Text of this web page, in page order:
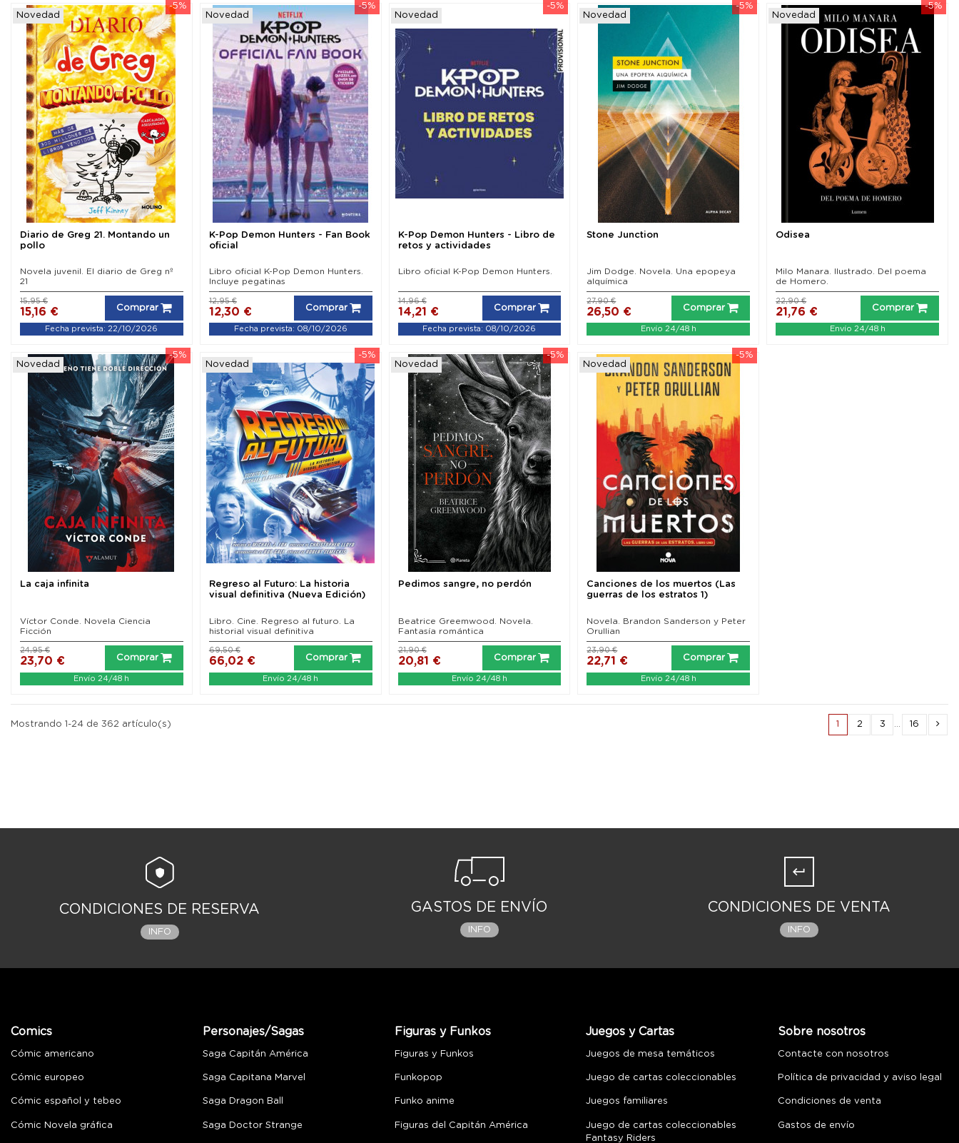
-5%
Novedad
Diario de Greg 21. Montando un
pollo
Novela juvenil. El diario de Greg nº
21
15,16 €
15,95 €
Comprar
Fecha prevista: 22/10/2026
-5%
Novedad
K-Pop Demon Hunters - Fan Book
oficial
Libro oficial K-Pop Demon Hunters.
Incluye pegatinas
12,30 €
12,95 €
Comprar
Fecha prevista: 08/10/2026
-5%
Novedad
K-Pop Demon Hunters - Libro de
retos y actividades
Libro oficial K-Pop Demon Hunters.
14,21 €
14,96 €
Comprar
Fecha prevista: 08/10/2026
-5%
Novedad
Stone Junction
Jim Dodge. Novela. Una epopeya
alquímica
26,50 €
27,90 €
Comprar
Envío 24/48 h
-5%
Novedad
Odisea
Milo Manara. Ilustrado. Del poema
de Homero.
21,76 €
22,90 €
Comprar
Envío 24/48 h
-5%
Novedad
La caja infinita
Víctor Conde. Novela Ciencia
Ficción
23,70 €
24,95 €
Comprar
Envío 24/48 h
-5%
Novedad
Regreso al Futuro: La historia
visual definitiva (Nueva Edición)
Libro. Cine. Regreso al futuro. La
historial visual definitiva
66,02 €
69,50 €
Comprar
Envío 24/48 h
-5%
Novedad
Pedimos sangre, no perdón
Beatrice Greemwood. Novela.
Fantasía romántica
20,81 €
21,90 €
Comprar
Envío 24/48 h
-5%
Novedad
Canciones de los muertos (Las
guerras de los estratos 1)
Novela. Brandon Sanderson y Peter
Orullian
22,71 €
23,90 €
Comprar
Envío 24/48 h
Mostrando 1-24 de 362 artículo(s) 1 2 3 … 16
CONDICIONES DE RESERVA
INFO
GASTOS DE ENVÍO
INFO
CONDICIONES DE VENTA
INFO
Comics
Cómic americano
Cómic europeo
Cómic español y tebeo
Cómic Novela gráfica
Personajes/Sagas
Saga Capitán América
Saga Capitana Marvel
Saga Dragon Ball
Saga Doctor Strange
Figuras y Funkos
Figuras y Funkos
Funkopop
Funko anime
Figuras del Capitán América
Juegos y Cartas
Juegos de mesa temáticos
Juego de cartas coleccionables
Juegos familiares
Juego de cartas coleccionables
Fantasy Riders
Sobre nosotros
Contacte con nosotros
Política de privacidad y aviso legal
Condiciones de venta
Gastos de envío